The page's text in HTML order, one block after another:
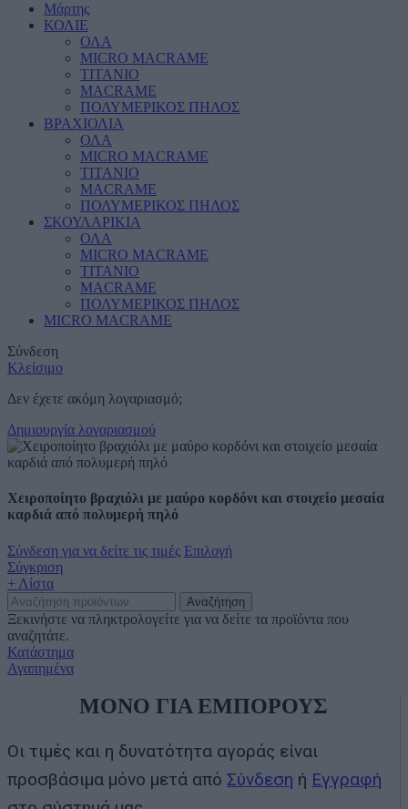
Μάρτης
ΚΟΛΙΕ
ΟΛΑ
MICRO MACRAME
ΤΙΤΑΝΙΟ
MACRAME
ΠΟΛΥΜΕΡΙΚΟΣ ΠΗΛΟΣ
ΒΡΑΧΙΟΛΙΑ
ΟΛΑ
MICRO MACRAME
ΤΙΤΑΝΙΟ
MACRAME
ΠΟΛΥΜΕΡΙΚΟΣ ΠΗΛΟΣ
ΣΚΟΥΛΑΡΙΚΙΑ
ΟΛΑ
MICRO MACRAME
ΤΙΤΑΝΙΟ
MACRAME
ΠΟΛΥΜΕΡΙΚΟΣ ΠΗΛΟΣ
MICRO MACRAME
Σύνδεση
Κλείσιμο
Δεν έχετε ακόμη λογαριασμό;
Δημιουργία λογαριασμού
Χειροποίητο βραχιόλι με μαύρο κορδόνι και στοιχείο μεσαία
καρδιά από πολυμερή πηλό
Σύνδεση για να δείτε τις τιμές Επιλογή
Σύγκριση
+ Λίστα
Αναζήτηση
Ξεκινήστε να πληκτρολογείτε για να δείτε τα προϊόντα που
αναζητάτε.
Κατάστημα
Αγαπημένα
ΜΟΝΟ ΓΙΑ ΕΜΠΟΡΟΥΣ
Οι τιμές και η δυνατότητα αγοράς είναι
προσβάσιμα μόνο μετά από Σύνδεση ή Εγγραφή